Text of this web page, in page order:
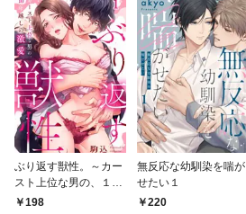
ぶり返す獣性。～カー
スト上位な男の、１０
年越しの激愛１
198
無反応な幼馴染を喘が
せたい１
220